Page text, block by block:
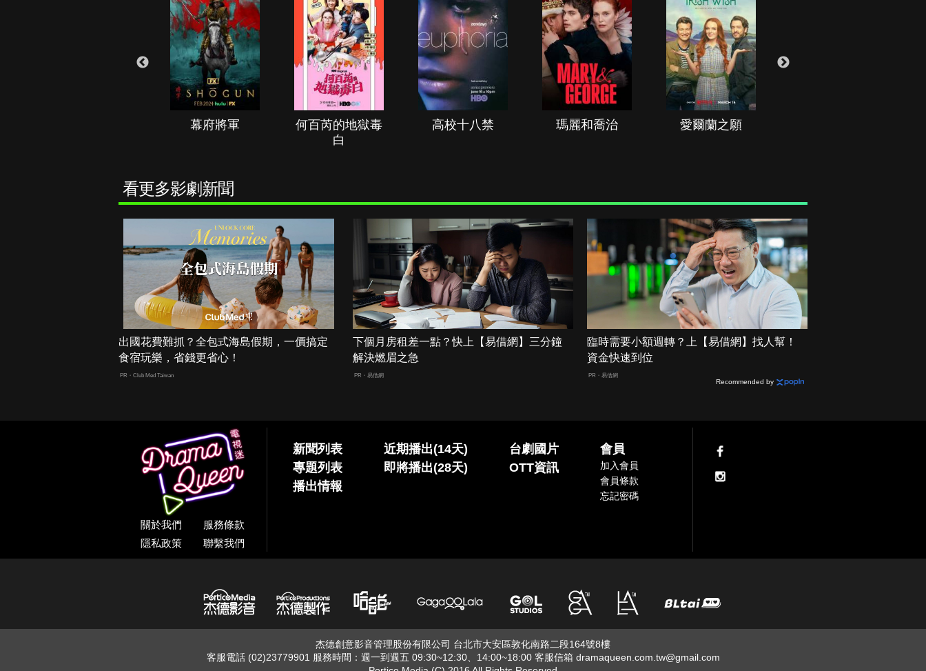
幕府將軍
何百芮的地獄毒
白
高校十八禁 瑪麗和喬治 愛爾蘭之願
看更多影劇新聞
出國花費難抓？全包式海島假期，一價搞定
食宿玩樂，省錢更省心！
PR・Club Med Taiwan
下個月房租差一點？快上【易借網】三分鐘
解決燃眉之急
PR・易借網
臨時需要小額週轉？上【易借網】找人幫！
資金快速到位
PR・易借網
Recommended by
關於我們
服務條款
隱私政策
聯繫我們
新聞列表
專題列表
播出情報
近期播出(14天)
即將播出(28天)
台劇國片
OTT資訊
會員
加入會員
會員條款
忘記密碼
杰德創意影音管理股份有限公司 台北市大安區敦化南路二段164號8樓
客服電話 (02)23779901 服務時間：週一到週五 09:30~12:30、14:00~18:00 客服信箱 dramaqueen.com.tw@gmail.com